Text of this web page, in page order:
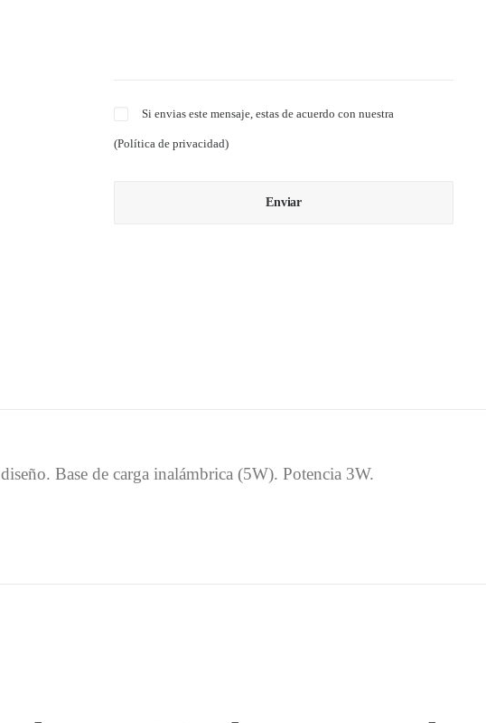
Si envias este mensaje, estas de acuerdo con nuestra
(Política de privacidad)
Base de carga inalámbrica (5W). Potencia 3W.